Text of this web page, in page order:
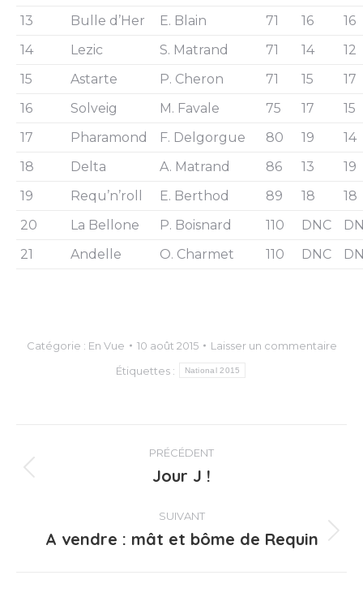
13
Bulle d’Her E. Blain 71 16
16
14
Lezic S. Matrand 71 14
12
15
Astarte P. Cheron 71 15
17
16
Solveig M. Favale 75 17
15
17
Pharamond F. Delgorgue 80 19
14
18
Delta A. Matrand 86 13
19
19
Requ’n’roll E. Berthod 89 18
18
20
La Bellone P. Boisnard 110 DNC
21
Andelle O. Charmet 110 DNC
Catégorie : En Vue 10 août 2015
Laisser un commentaire
Étiquettes :
National 2015
Navigation
article
PRÉCÉDENT
Article
:
Jour J !
SUIVANT
Article
A vendre : mât et bôme de Requin